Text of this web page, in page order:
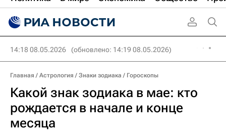
14:18 08.05.2026 (обновлено: 14:19 08.05.2026)
Главная / Астрология / Знаки зодиака / Гороскопы
Какой знак зодиака в мае: кто
рождается в начале и конце
месяца